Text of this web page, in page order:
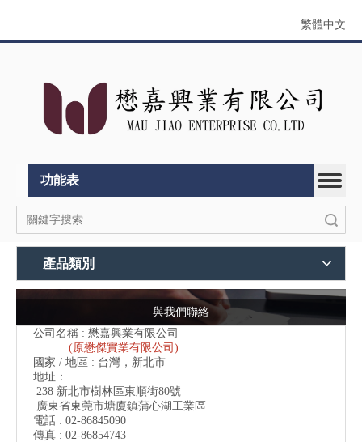
繁體中文
功能表
產品類別
與我們聯絡
公司名稱 : 懋嘉興業有限公司
(原懋傑實業有限公司)
國家 / 地區 : 台灣，新北市
地址：
238 新北市樹林區東順街80號
廣東省東莞市塘廈鎮蒲心湖工業區
電話 : 02-86845090
傳真 : 02-86854743